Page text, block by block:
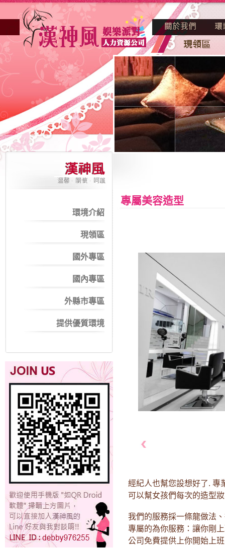
環境介紹
現領區
國外專區
國內專區
外縣市專區
提供優質環境
專屬美容造型
經紀人也幫您設想好了. 專
可以幫女孩們每次的造型
我們的服務採一條龍做法
專屬的為你服務：讓你剛
公司免費提供上你開始上